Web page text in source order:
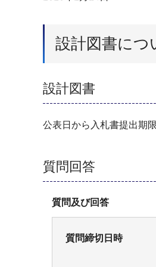
設計図書につ
設計図書
公表日から入札書提出期
質問回答
質問及び回答
質問締切日時